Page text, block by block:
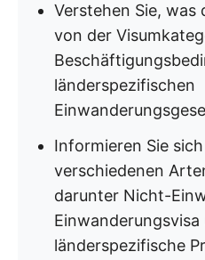
Verstehen Sie, was
von der
länderspezifischen
Informieren Sie
verschiedenen
darunter Nicht-
Einwanderungsvisa
länderspezifische